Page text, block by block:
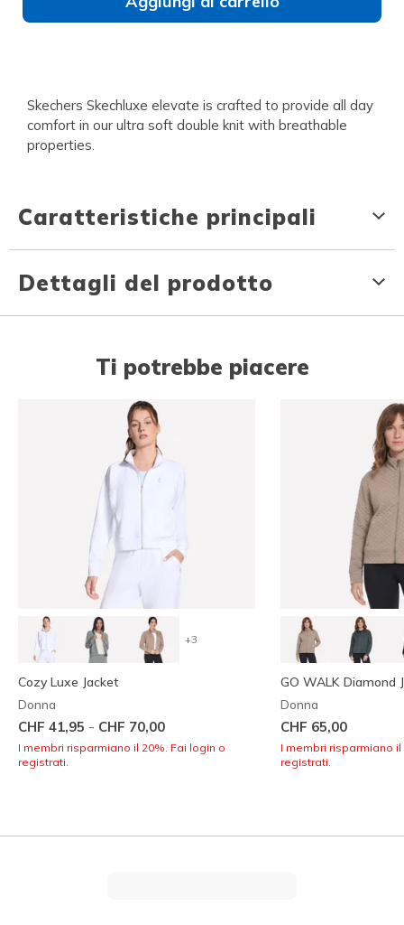
Skechers Skechluxe elevate is crafted to provide all day
comfort in our ultra soft double knit with breathable
properties.
Caratteristiche principali
Dettagli del prodotto
Ti potrebbe piacere
+3
Cozy Luxe Jacket
Donna
CHF 41,95 - CHF 70,00
I membri risparmiano il 20%. Fai login o
registrati.
GO WALK Diamond
Donna
CHF 65,00
I membri risparmiano
registrati.